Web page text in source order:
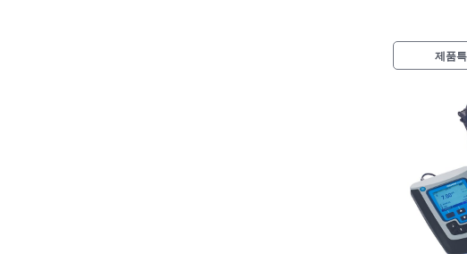
제품